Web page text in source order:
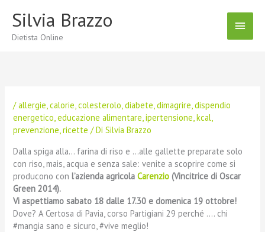
contenuto
Silvia Brazzo
Dietista Online
Menu
/allergie,calorie,colesterolo,diabete,dimagrire,dispendio
energetico,educazione alimentare,ipertensione,kcal,
prevenzione,ricette / DiSilvia Brazzo
Dalla spiga alla… farina di riso e …alle gallette preparate solo
con riso, mais, acqua e senza sale: venite a scoprire come si
producono conl’azienda agricolaCarenzio (Vincitrice di Oscar
Green 2014).
Vi aspettiamo sabato 18 dalle 17.30 e domenica 19 ottobre!
Dove? A Certosa di Pavia, corso Partigiani 29 perché …. chi
#mangia sano e sicuro, #vive meglio!